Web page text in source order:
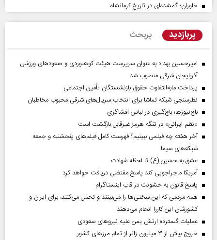
خاوران؛ گمشده‌ای در تاریخ کرمانشاه
پربازدید پربحث
امیرحسین بهداد به عنوان سرپرست هیئت کوهنوردی و صعودهای ورزشی
آذربایجان شرقی منصوب شد
پرداخت مابه‌التفاوت حقوق بازنشستگان تأمین اجتماعی
نظرسنجی شبکه تماشا برای انتخاب سریال‌های شرقی محبوب مخاطبان
باج‌نیوزها؛ باج‌گیری در لباس افشاگری
«نظم ایرانی» در تنگه هرمز غیرقابل بازگشت است
آخر هفته چه فیلمی ببینیم؟ فهرست کامل فیلم‌های پنجشنبه و جمعه
شبکه‌های سیما
عشق به حسین (ع) تا لحظه شهادت
آمریکا ماجراجویی کند پاسخ مقتضی دریافت خواهد کرد
پاسخ قانون به خشونت در قاب اینستاگرام
همه مردمی که این سختی‌ها را می‌بینند و تحمل می‌کنند، برای ایران و
کشورشان این کاررا انجام می‌دهند
عملیات گسترده ارتش یمن علیه نیروهای سعودی
خروج بیش از ۳ میلیون زائر از تمام مرز‌های کشور